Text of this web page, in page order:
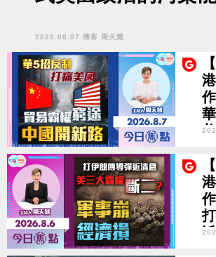
2026.08.07 博客 周天慧
路